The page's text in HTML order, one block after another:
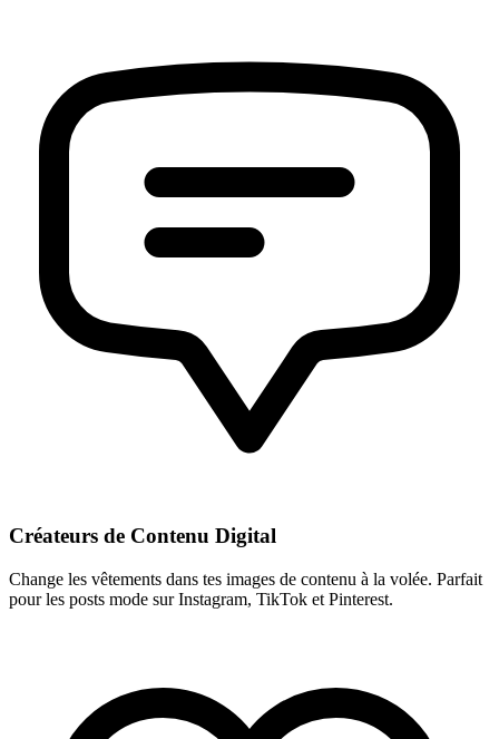
Créateurs de Contenu Digital
Change les vêtements dans tes images de contenu à la volée. Parfait
pour les posts mode sur Instagram, TikTok et Pinterest.